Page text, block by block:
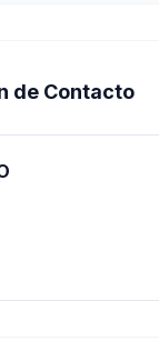
de Contacto